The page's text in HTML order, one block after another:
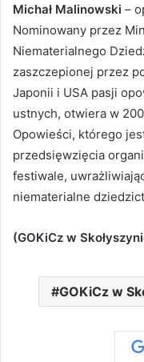
Michał Malinowski –
Nominowany przez
Niematerialnego
zaszczepionej przez
Japonii i USA pasji
ustnych, otwiera w
Opowieści, którego
przedsięwzięcia
festiwale,
niematerialne
(GOKiCz w
GOKiCz w